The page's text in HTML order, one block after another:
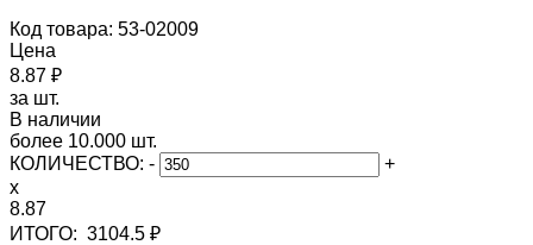
Код товара: 53-02009
Цена
8.87 ₽
за шт.
В наличии
более 10.000 шт.
КОЛИЧЕСТВО: -
+
x
8.87
ИТОГО: 3104.5 ₽